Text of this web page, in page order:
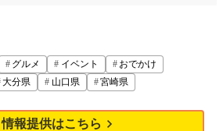
グルメ イベント
おでかけ
大分県 山口県 宮崎県
情報提供はこちら